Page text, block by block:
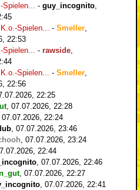
Spielen... - guy_incognito,
Spielen... - Smeller,
22:53
Spielen... - rawside,
Spielen... - Smeller,
22:56
22:25
, 07.07.2026, 22:28
07.07.2026, 22:24
, 07.07.2026, 23:46
, 07.07.2026, 23:24
22:44
, 07.07.2026, 22:46
, 07.07.2026, 22:27
, 07.07.2026, 22:41